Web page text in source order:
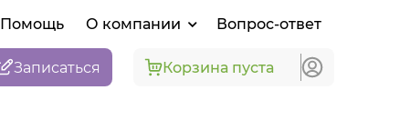
Помощь О компании Вопрос-ответ
Записаться Корзина пуста